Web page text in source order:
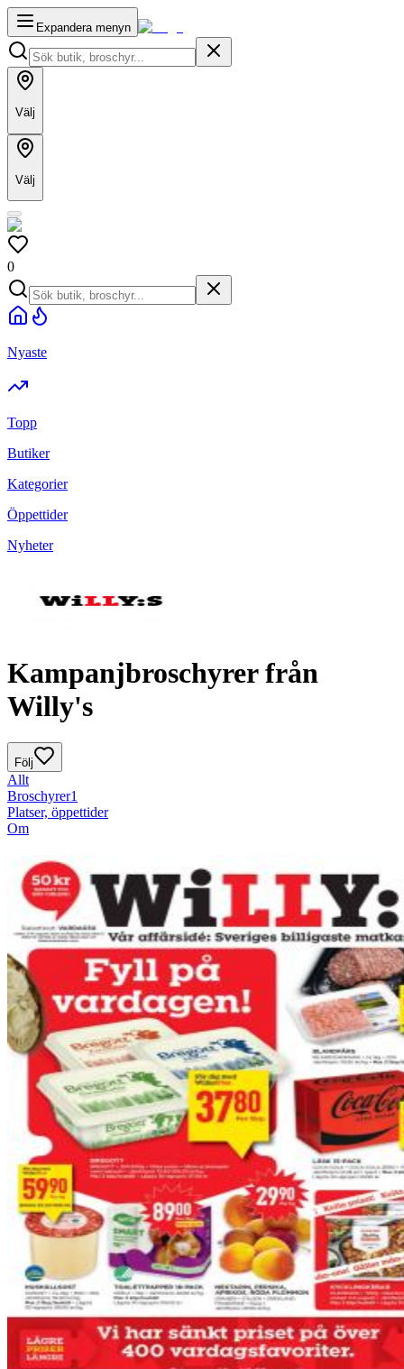
Expandera menyn
Välj
Välj
0
Nyaste
Topp
Butiker
Kategorier
Öppettider
Nyheter
Kampanjbroschyrer från
Willy's
Följ
Allt
Broschyrer1
Platser, öppettider
Om